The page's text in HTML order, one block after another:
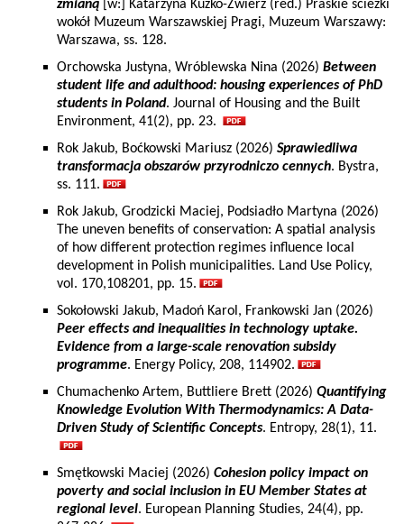
zmianą [w:] Katarzyna Kuzko-Zwierz (red.) Praskie ścieżki
wokół Muzeum Warszawskiej Pragi, Muzeum Warszawy:
Warszawa, ss. 128.
Orchowska Justyna, Wróblewska Nina (2026) Between
student life and adulthood: housing experiences of PhD
students in Poland. Journal of Housing and the Built
Environment, 41(2), pp. 23.
Rok Jakub, Boćkowski Mariusz (2026) Sprawiedliwa
transformacja obszarów przyrodniczo cennych. Bystra,
ss. 111.
Rok Jakub, Grodzicki Maciej, Podsiadło Martyna (2026)
The uneven benefits of conservation: A spatial analysis
of how different protection regimes influence local
development in Polish municipalities. Land Use Policy,
vol. 170,108201, pp. 15.
Sokołowski Jakub, Madoń Karol, Frankowski Jan (2026)
Peer effects and inequalities in technology uptake.
Evidence from a large-scale renovation subsidy
programme. Energy Policy, 208, 114902.
Chumachenko Artem, Buttliere Brett (2026) Quantifying
Knowledge Evolution With Thermodynamics: A Data-
Driven Study of Scientific Concepts. Entropy, 28(1), 11.
Smętkowski Maciej (2026) Cohesion policy impact on
poverty and social inclusion in EU Member States at
regional level. European Planning Studies, 24(4), pp.